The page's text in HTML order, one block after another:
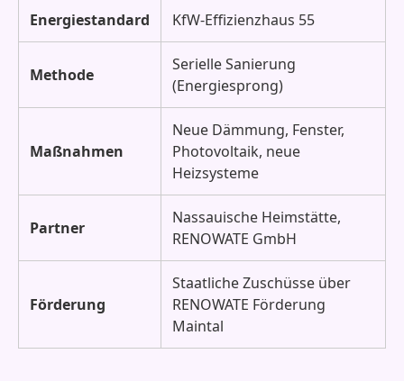
Energiestandard KfW-Effizienzhaus 55
Methode
Serielle Sanierung
(Energiesprong)
Maßnahmen
Neue Dämmung, Fenster,
Photovoltaik, neue
Heizsysteme
Partner
Nassauische Heimstätte,
RENOWATE GmbH
Förderung
Staatliche Zuschüsse über
RENOWATE Förderung
Maintal